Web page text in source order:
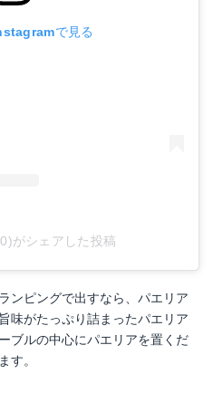
で見る
がシェアした投稿
ンピングで出すなら、パエリア
味がたっぷり詰まったパエリア
ブルの中心にパエリアを置くだ
す。